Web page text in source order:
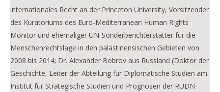
internationales Recht an der Princeton University, Vorsitzender
des Kuratoriums des Euro-Mediterranean Human Rights
Monitor und ehemaliger UN-Sonderberichterstatter für die
Menschenrechtslage in den palästinensischen Gebieten von
2008 bis 2014; Dr. Alexander Bobrov aus Russland (Doktor der
Geschichte, Leiter der Abteilung für Diplomatische Studien am
Institut für Strategische Studien und Prognosen der RUDN-